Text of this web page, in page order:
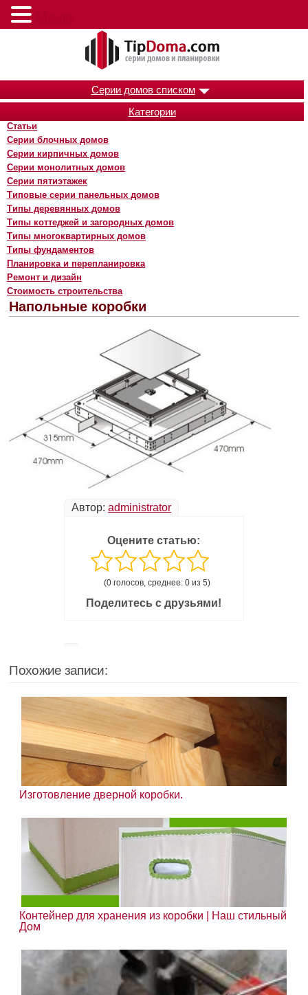
Серии домов списком
Категории
Статьи
Серии блочных домов
Серии кирпичных домов
Серии монолитных домов
Серии пятиэтажек
Типовые серии панельных домов
Типы деревянных домов
Типы коттеджей и загородных домов
Типы многоквартирных домов
Типы фундаментов
Планировка и перепланировка
Ремонт и дизайн
Стоимость строительства
Напольные коробки
Автор: administrator
Оцените статью:
(0 голосов, среднее: 0 из 5)
Поделитесь с друзьями!
Похожие записи:
Изготовление дверной коробки.
Контейнер для хранения из коробки | Наш стильный
Дом